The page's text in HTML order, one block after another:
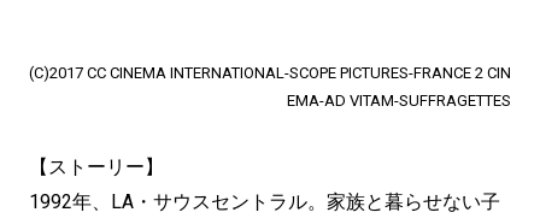
(C)2017 CC CINEMA INTERNATIONAL-SCOPE PICTURES-FRANCE 2 CIN
EMA-AD VITAM-SUFFRAGETTES
【ストーリー】
1992年、LA・サウスセントラル。家族と暮らせない子